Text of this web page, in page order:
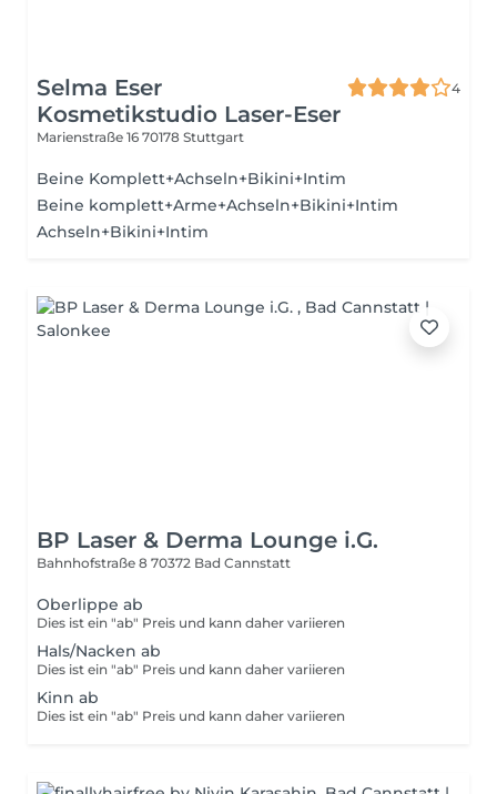
Selma Eser
Kosmetikstudio Laser-Eser
4
Marienstraße 16 70178 Stuttgart
Beine Komplett+Achseln+Bikini+Intim
Beine komplett+Arme+Achseln+Bikini+Intim
Achseln+Bikini+Intim
BP Laser & Derma Lounge i.G.
Bahnhofstraße 8 70372 Bad Cannstatt
Oberlippe ab
Dies ist ein "ab" Preis und kann daher variieren
Hals/Nacken ab
Dies ist ein "ab" Preis und kann daher variieren
Kinn ab
Dies ist ein "ab" Preis und kann daher variieren